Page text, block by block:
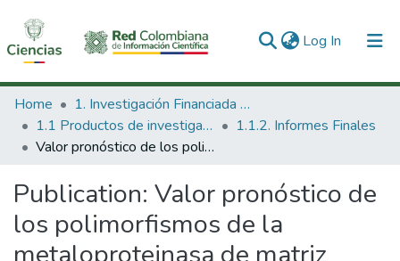
Log In (current)
Communities & Collections
All of DSpace
Home
1. Investigación Financiada con Recursos Públicos
1.1 Productos de investigación
1.1.2. Informes Finales
Valor pronóstico de los polimorfismos de la metaloproteinasa de matriz extracelular -9(MMP-9 : SNP - 1562 C/T), su inhibidor tisular endógeno (TIMP-1 SNP - 372 T/C) (MMP - 2 (1575 A/G) y de la acuoporina 5 (AQP 5 : SNP - 1364 A/C) en pacientes sépticos
Publication: Valor pronóstico de
los polimorfismos de la